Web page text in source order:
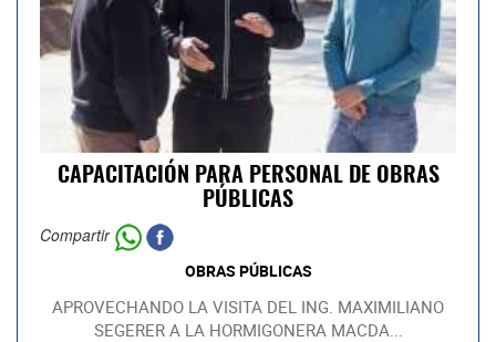
CAPACITACIÓN PARA PERSONAL DE OBRAS
PÚBLICAS
Compartir
OBRAS PÚBLICAS
APROVECHANDO LA VISITA DEL ING. MAXIMILIANO
SEGERER A LA HORMIGONERA MACDA...